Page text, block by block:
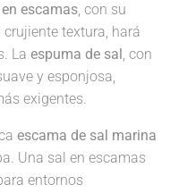
escamas, con su
textura, hará
La espuma de sal, con
y esponjosa,
exigentes.
escama de sal marina
Una sal en escamas
entornos